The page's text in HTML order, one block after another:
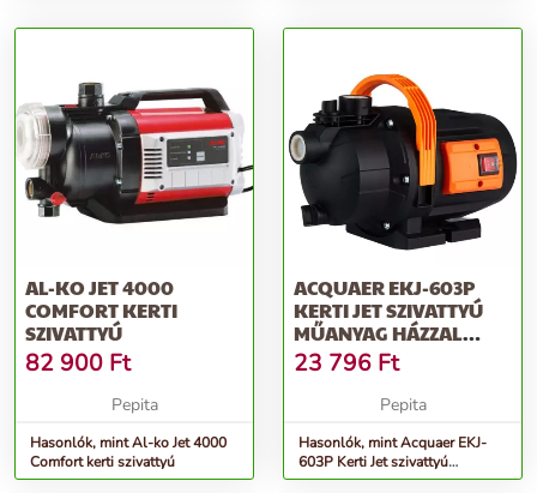
AL-KO JET 4000
COMFORT KERTI
SZIVATTYÚ
82 900 Ft
Pepita
Hasonlók, mint Al-ko Jet 4000
Comfort kerti szivattyú
ACQUAER EKJ-603P
KERTI JET SZIVATTYÚ
MŰANYAG HÁZZAL
(600W / 1&QUO...
23 796 Ft
Pepita
Hasonlók, mint Acquaer EKJ-
603P Kerti Jet szivattyú
műanyag házzal (600W /